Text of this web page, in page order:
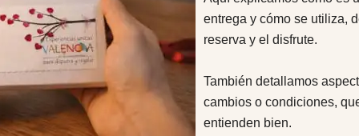
entrega y cómo se utiliza,
reserva y el disfrute.
También detallamos
cambios o condiciones,
entienden bien.